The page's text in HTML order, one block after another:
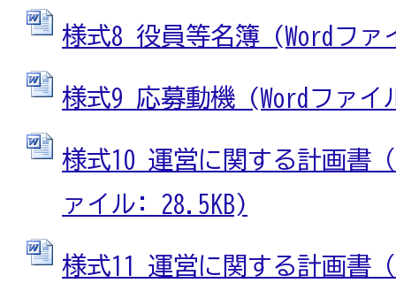
様式8 役員等名簿 (Wordファ
様式9 応募動機 (Wordファイ
様式10 運営に関する計画書
ァイル: 28.5KB)
様式11 運営に関する計画書